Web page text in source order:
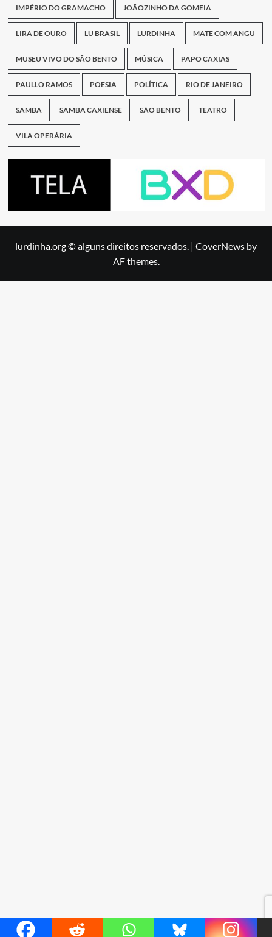
IMPÉRIO DO GRAMACHO JOÃOZINHO DA GOMEIA
LIRA DE OURO LU BRASIL LURDINHA MATE COM ANGU
MUSEU VIVO DO SÃO BENTO MÚSICA PAPO CAXIAS
PAULLO RAMOS POESIA POLÍTICA RIO DE JANEIRO
SAMBA SAMBA CAXIENSE SÃO BENTO TEATRO
VILA OPERÁRIA
lurdinha.org © alguns direitos reservados. | CoverNews by
AF themes.